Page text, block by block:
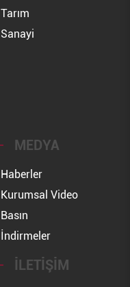
Tarım
Sanayi
MEDYA
Haberler
Kurumsal Video
Basın
İndirmeler
İLETIŞIM